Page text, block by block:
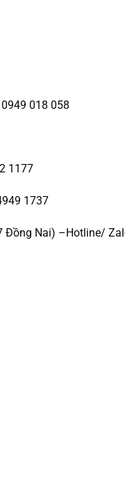
018 058
1177
1737
Đồng Nai) –Hotline/